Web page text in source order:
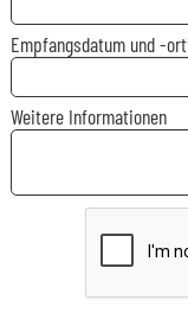
Empfangsdatum und -ort
Weitere Informationen